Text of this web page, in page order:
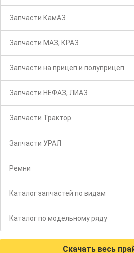
Запчасти КамАЗ
Запчасти МАЗ, КРАЗ
Запчасти на прицеп и полуприцеп
Запчасти НЕФАЗ, ЛИАЗ
Запчасти Трактор
Запчасти УРАЛ
Ремни
Каталог запчастей по видам
Каталог по модельному ряду
Скачать весь